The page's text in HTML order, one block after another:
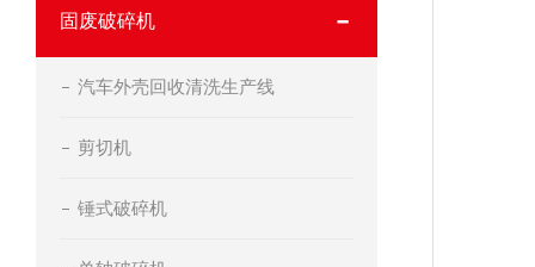
固废破碎机
汽车外壳回收清洗生产线
剪切机
锤式破碎机